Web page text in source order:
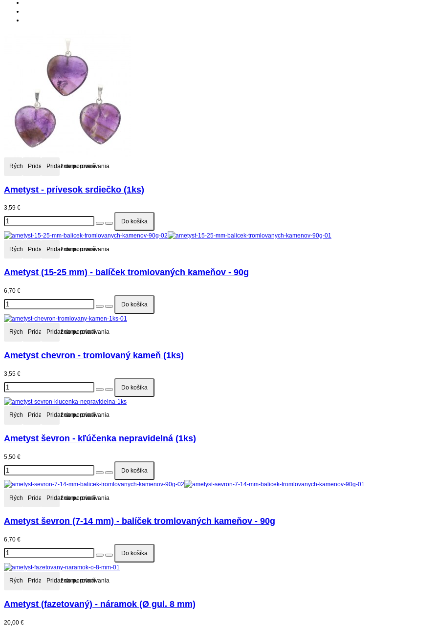
Rýchly náhľadPridať do zoznamu prianí
Pridať do porovnávania
Ametyst - prívesok srdiečko (1ks)
3,59 €
Rýchly náhľadPridať do zoznamu prianí
Pridať do porovnávania
Ametyst (15-25 mm) - balíček tromlovaných kameňov - 90g
6,70 €
Rýchly náhľadPridať do zoznamu prianí
Pridať do porovnávania
Ametyst chevron - tromlovaný kameň (1ks)
3,55 €
Rýchly náhľadPridať do zoznamu prianí
Pridať do porovnávania
Ametyst ševron - kľúčenka nepravidelná (1ks)
5,50 €
Rýchly náhľadPridať do zoznamu prianí
Pridať do porovnávania
Ametyst ševron (7-14 mm) - balíček tromlovaných kameňov - 90g
6,70 €
Rýchly náhľadPridať do zoznamu prianí
Pridať do porovnávania
Ametyst (fazetovaný) - náramok (Ø gul. 8 mm)
20,00 €